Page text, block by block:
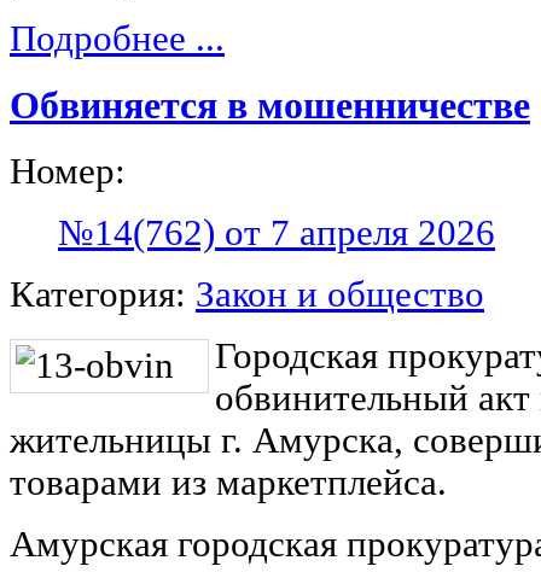
Подробнее ...
Обвиняется в мошенничестве
Номер:
№14(762) от 7 апреля 2026
Категория: Закон и общество
Городская
обвинительный
жительницы г. Амурска,
товарами из маркетплейса.
Амурская городская